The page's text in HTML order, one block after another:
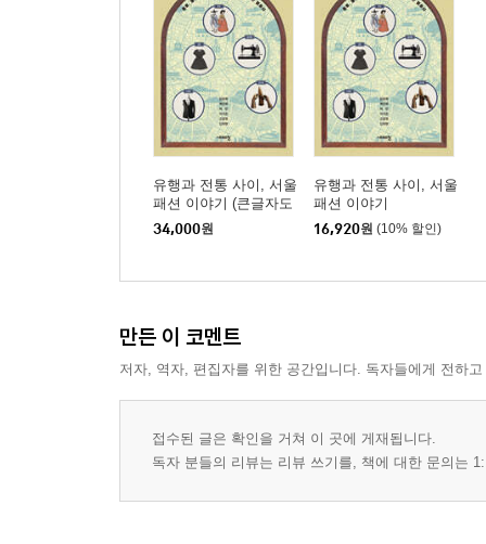
옷으로 쓰는 고백 _트레이시 에민
4 사회 구성 속 우리의 옷
인종차별의 충격을 입은 옷 _닉 케이브
아프리카 민족주의적 구조에 도전하는 _라일 애쉬
수트의 아이러니 괴짜 듀오 _길버트와 조지
3장 예술가는 스타일 아이콘
1 예술가의 옷: 권위와 자유 사이
자화상 속 귀족적 옷차림의 화가들
우아한 복장의 가족 _이삭 그뤼네발트와 시그리드
2 현대의 패셔니스타 예술가들
스트라이프 셔츠의 파리지앵 _파블로 피카소
기괴함을 입은 초현실적 댄디 _살바도르 달리
워홀 룩을 창조한 _앤디 워홀
유행과 전통 사이, 서울
패션 이야기 (큰글자도
서)
34,000원
유행과 전통 사이, 서울
패션 이야기
16,920원 (10% 할인)
만든 이 코멘트
저자, 역자, 편집자를 위한 공간입니다. 독자들에게 전하
접수된 글은 확인을 거쳐 이 곳에 게재됩니다.
독자 분들의 리뷰는 리뷰 쓰기를, 책에 대한 문의는